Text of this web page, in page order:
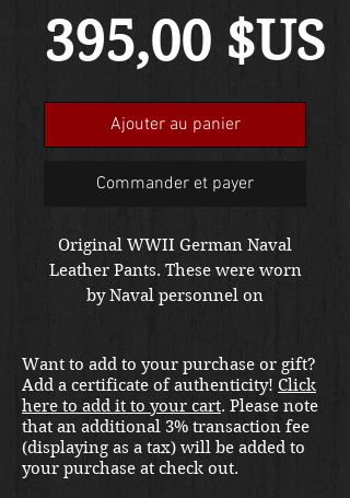
395,00 $US
Ajouter au panier
Commander et payer
Original WWII German Naval
Leather Pants. These were worn
by Naval personnel on
Dated 1941 and stamped with the
eagle over M for Kriegsmarine
acceptance. Free shipping in the
US. Foreign buyers contact us for
a shipping quote. Located in our
Want to add to your purchase or gift?
Add a certificate of authenticity! Click
here to add it to your cart. Please note
that an additional 3% transaction fee
(displaying as a tax) will be added to
your purchase at check out.